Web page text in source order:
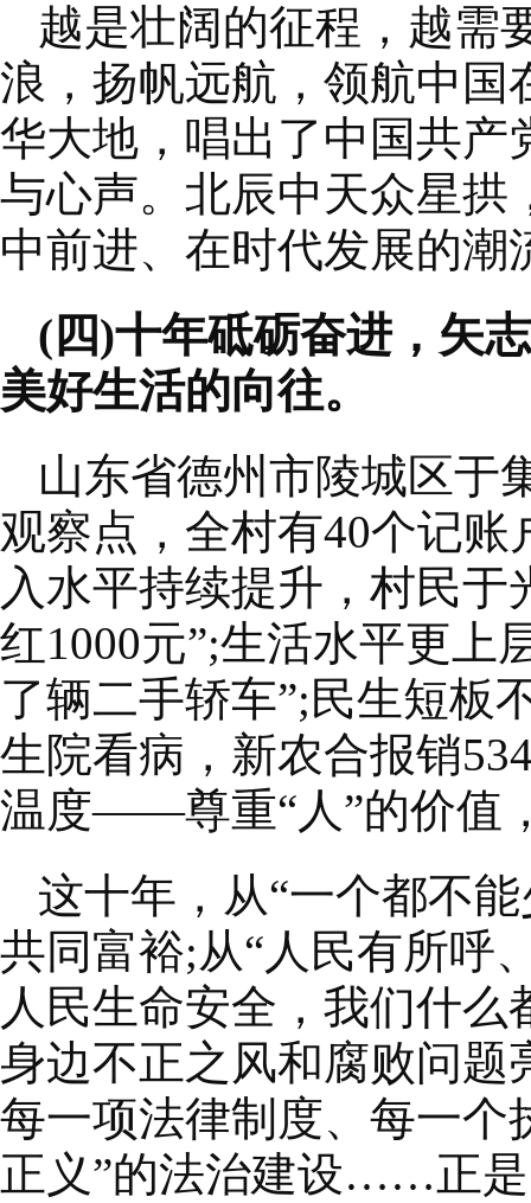
越是壮阔的征程，越需
浪，扬帆远航，领航中
华大地，唱出了中国共产
与心声。北辰中天众星拱
中前进、在时代发展的
(四)十年砥砺奋进，矢
美好生活的向往。
山东省德州市陵城区于
观察点，全村有40个记账
入水平持续提升，村民于
红1000元”;生活水平更上
了辆二手轿车”;民生短板
生院看病，新农合报销
温度——尊重“人”的价值
这十年，从“一个都不
共同富裕;从“人民有所呼
人民生命安全，我们什
身边不正之风和腐败问题
每一项法律制度、每一个
正义”的法治建设……正是